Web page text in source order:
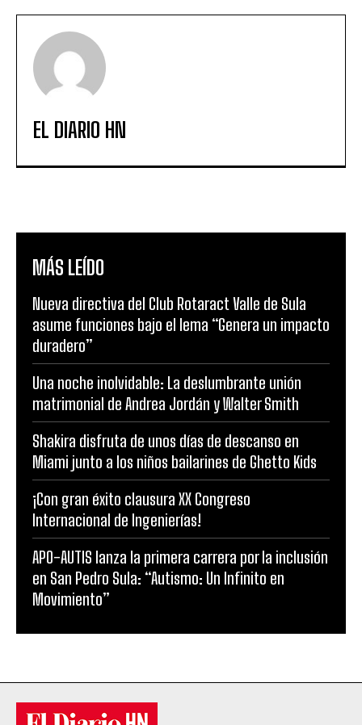
EL DIARIO HN
MÁS LEÍDO
Nueva directiva del Club Rotaract Valle de Sula
asume funciones bajo el lema “Genera un impacto
duradero”
Una noche inolvidable: La deslumbrante unión
matrimonial de Andrea Jordán y Walter Smith
Shakira disfruta de unos días de descanso en
Miami junto a los niños bailarines de Ghetto Kids
¡Con gran éxito clausura XX Congreso
Internacional de Ingenierías!
APO-AUTIS lanza la primera carrera por la inclusión
en San Pedro Sula: “Autismo: Un Infinito en
Movimiento”